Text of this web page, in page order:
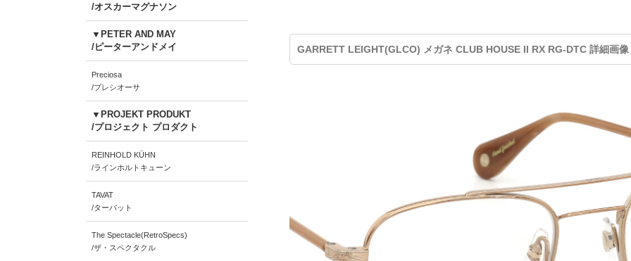
GARRETT LEIGHT(GLCO) メガネ CLUB HOUSE II RX RG-DTC 詳細画像
/オスカーマグナソン
▼PETER AND MAY
/ピーターアンドメイ
Preciosa
/プレシオーサ
▼PROJEKT PRODUKT
/プロジェクト プロダクト
REINHOLD KÜHN
/ラインホルトキューン
TAVAT
/ターバット
The Spectacle(RetroSpecs)
/ザ・スペクタクル